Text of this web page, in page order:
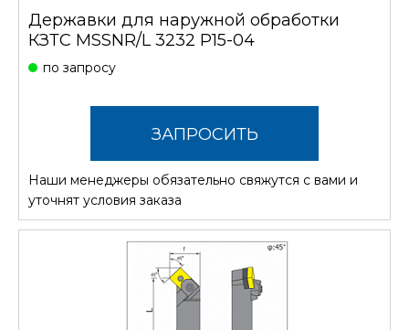
Державки для наружной обработки
КЗТС MSSNR/L 3232 P15-04
по запросу
ЗАПРОСИТЬ
СТОИМОСТЬ
Наши менеджеры обязательно свяжутся с вами и
уточнят условия заказа